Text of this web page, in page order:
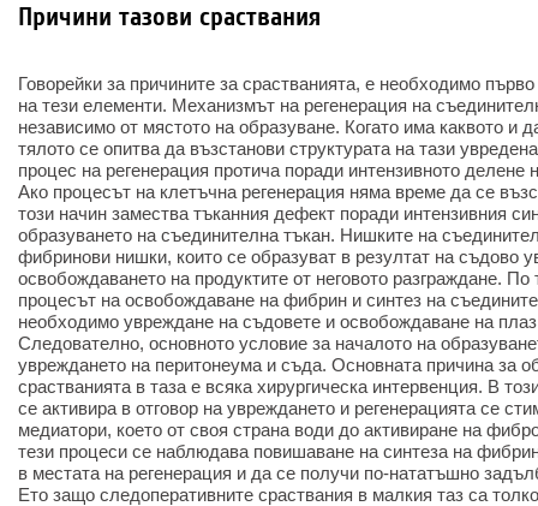
Причини тазови сраствания
Говорейки за причините за срастванията, е необходимо
на тези елементи. Механизмът на регенерация на
независимо от мястото на образуване. Когато има каквото и
тялото се опитва да възстанови структурата на тази
процес на регенерация протича поради интензивното делене
Ако процесът на клетъчна регенерация няма време да се
този начин замества тъканния дефект поради интензивния
образуването на съединителна тъкан. Нишките на
фибринови нишки, които се образуват в резултат на съдово
освобождаването на продуктите от неговото разграждане. По
процесът на освобождаване на фибрин и синтез на
необходимо увреждане на съдовете и освобождаване на
Следователно, основното условие за началото на
увреждането на перитонеума и съда. Основната причина за
срастванията в таза е всяка хирургическа интервенция. В
се активира в отговор на увреждането и регенерацията се
медиатори, което от своя страна води до активиране на
тези процеси се наблюдава повишаване на синтеза на
в местата на регенерация и да се получи по-нататъшно
Ето защо следоперативните сраствания в малкия таз са